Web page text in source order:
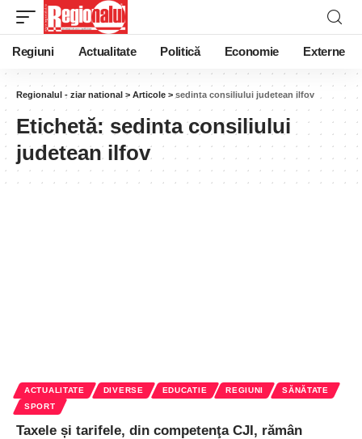
Regiuni Actualitate Politică Economie Externe
Regionalul - ziar national > Articole > sedinta consiliului judetean ilfov
Etichetă: sedinta consiliului
judetean ilfov
ACTUALITATE DIVERSE EDUCATIE REGIUNI
SĂNĂTATE
SPORT
Taxele și tarifele, din competenţa CJI, rămân